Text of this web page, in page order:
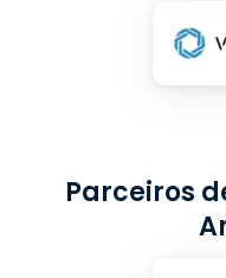
Parceiros